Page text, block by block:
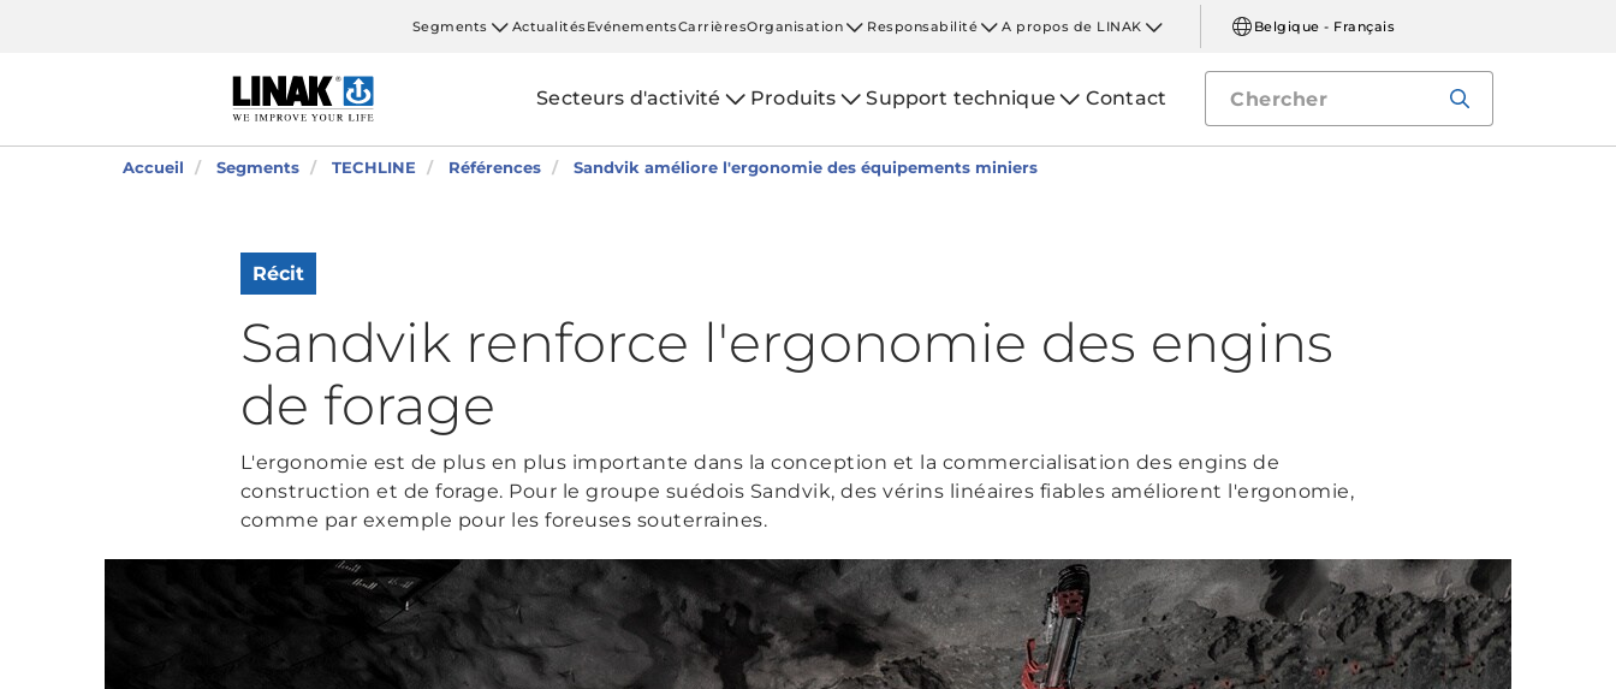
Segments ActualitésEvénementsCarrièresOrganisation Responsabilité A propos de LINAK Belgique - Français
Secteurs d'activité Produits Support technique Contact
Accueil Segments TECHLINE Références Sandvik améliore l'ergonomie des équipements miniers
Récit
Sandvik renforce l'ergonomie des engins
de forage
L'ergonomie est de plus en plus importante dans la conception et la commercialisation des engins de
construction et de forage. Pour le groupe suédois Sandvik, des vérins linéaires fiables améliorent l'ergonomie,
comme par exemple pour les foreuses souterraines.